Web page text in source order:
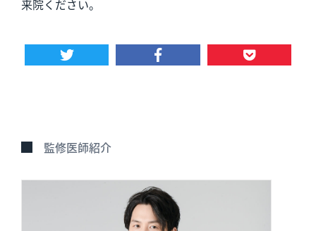
来院ください。
監修医師紹介